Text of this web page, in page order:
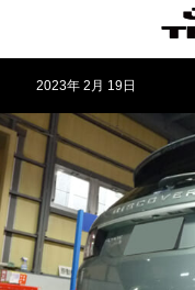
2023年 2月 19日
ホーム
在庫車
会社概要
カテゴリー